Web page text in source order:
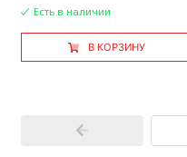
Есть в наличии
В КОРЗИНУ